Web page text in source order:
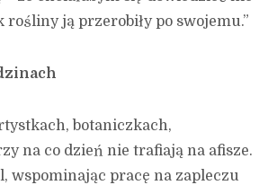
ją przerobiły po swojemu.”
botaniczkach,
na co dzień nie trafiają na afisze.
wspominając pracę na zapleczu